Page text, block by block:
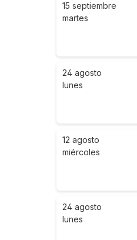
15 septiembre
martes
24 agosto
lunes
12 agosto
miércoles
24 agosto
lunes